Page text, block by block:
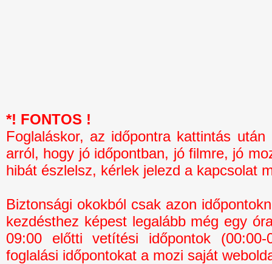
*! FONTOS !
Foglaláskor, az időpontra kattintás
arról, hogy jó időpontban, jó filmre, jó
hibát észlelsz, kérlek jelezd a kapcsolat
Biztonsági okokból csak azon
kezdésthez képest legalább még egy
09:00 előtti vetítési időpontok
foglalási időpontokat a mozi saját